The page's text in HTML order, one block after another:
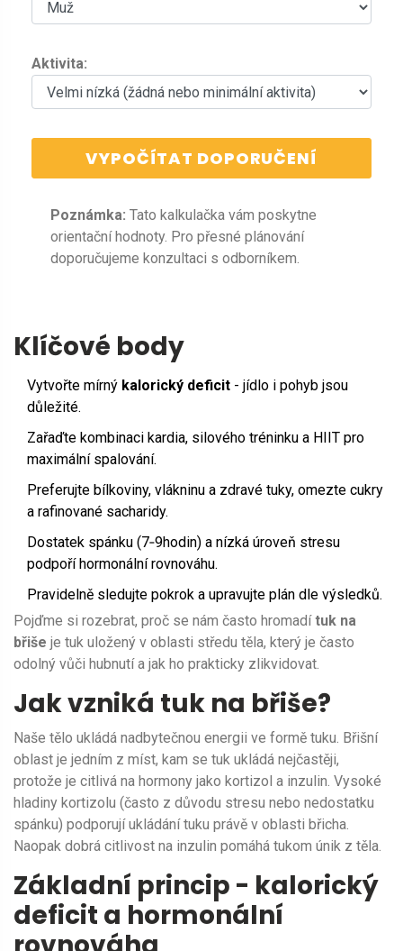
Aktivita:
VYPOČÍTAT DOPORUČENÍ
Poznámka: Tato kalkulačka vám poskytne
orientační hodnoty. Pro přesné plánování
doporučujeme konzultaci s odborníkem.
Klíčové body
Vytvořte mírný kalorický deficit - jídlo i pohyb jsou
důležité.
Zařaďte kombinaci kardia, silového tréninku a HIIT pro
maximální spalování.
Preferujte bílkoviny, vlákninu a zdravé tuky, omezte cukry
a rafinované sacharidy.
Dostatek spánku (7‑9hodin) a nízká úroveň stresu
podpoří hormonální rovnováhu.
Pravidelně sledujte pokrok a upravujte plán dle výsledků.
Pojďme si rozebrat, proč se nám často hromadítuk na
břiše je tuk uložený v oblasti středu těla, který je často
odolný vůči hubnutía jak ho prakticky zlikvidovat.
Jak vzniká tuk na břiše?
Naše tělo ukládá nadbytečnou energii ve formě tuku. Břišní
oblast je jedním z míst, kam se tuk ukládá nejčastěji,
protože je citlivá na hormony jako kortizol a inzulin. Vysoké
hladiny kortizolu (často z důvodu stresu nebo nedostatku
spánku) podporují ukládání tuku právě v oblasti břicha.
Naopak dobrá citlivost na inzulin pomáhá tukom únik z těla.
Základní princip - kalorický
deficit a hormonální